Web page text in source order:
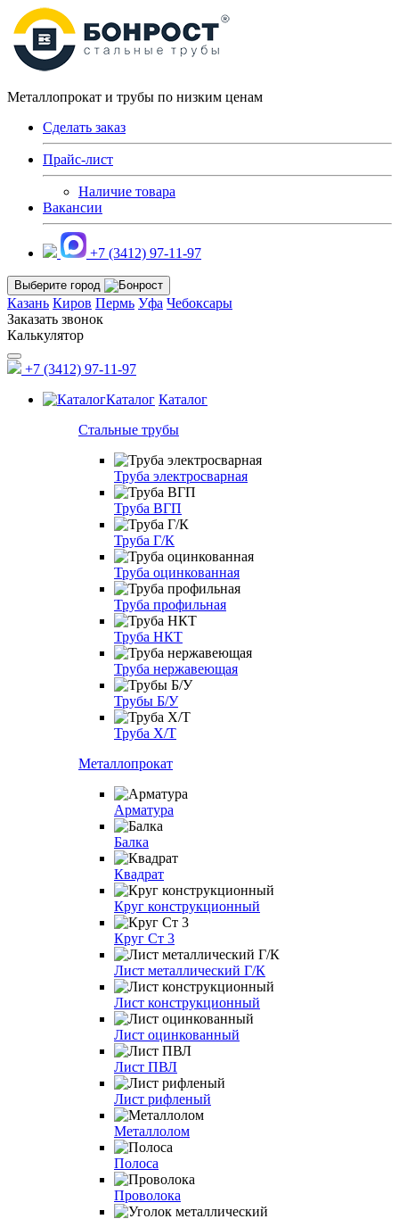
Металлопрокат и трубы по низким ценам
Сделать заказ
Прайс-лист
Наличие товара
Вакансии
+7 (3412) 97-11-97
Выберите город
Казань Киров Пермь Уфа Чебоксары
Заказать звонок
Калькулятор
+7 (3412) 97-11-97
Каталог Каталог
Стальные трубы
Труба электросварная
Труба ВГП
Труба Г/К
Труба оцинкованная
Труба профильная
Труба НКТ
Труба нержавеющая
Трубы Б/У
Труба Х/Т
Металлопрокат
Арматура
Балка
Квадрат
Круг конструкционный
Круг Ст 3
Лист металлический Г/К
Лист конструкционный
Лист оцинкованный
Лист ПВЛ
Лист рифленый
Металлолом
Полоса
Проволока